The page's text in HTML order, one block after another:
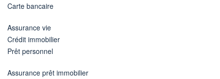
Carte bancaire
Assurance vie
Crédit immobilier
Prêt personnel
Assurance prêt immobilier